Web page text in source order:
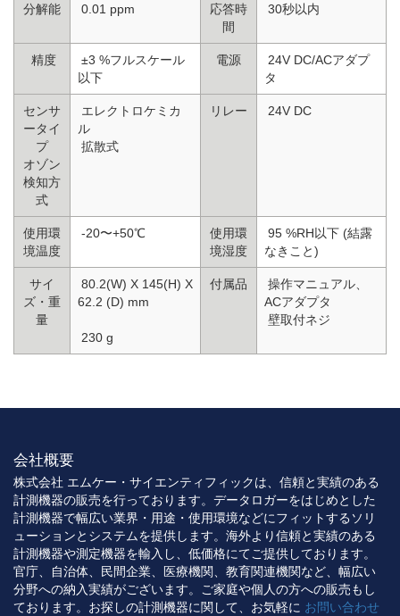
分解能 0.01 ppm
応答時
間
30秒以内
精度
±3 %フルスケール
以下
電源
24V DC/ACアダプ
タ
センサ
ータイ
プ
オゾン
検知方
式
エレクトロケミカ
ル
拡散式
リレー 24V DC
使用環
境温度
-20〜+50℃
使用環
境湿度
95 %RH以下 (結露
なきこと)
サイ
ズ・重
量
80.2(W) X 145(H) X
62.2 (D) mm
230 g
付属品
操作マニュアル、
ACアダプタ
壁取付ネジ
会社概要
株式会社 エムケー・サイエンティフィックは、信頼と実績のある
計測機器の販売を行っております。データロガーをはじめとした
計測機器で幅広い業界・用途・使用環境などにフィットするソリ
ューションとシステムを提供します。海外より信頼と実績のある
計測機器や測定機器を輸入し、低価格にてご提供しております。
官庁、自治体、民間企業、医療機関、教育関連機関など、幅広い
分野への納入実績がございます。ご家庭や個人の方への販売もし
ております。お探しの計測機器に関して、お気軽に お問い合わせ